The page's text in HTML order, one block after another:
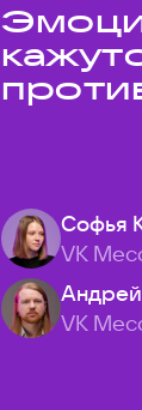
Софья
VK
VK